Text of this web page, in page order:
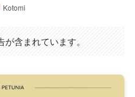
Kotomi
含まれています。